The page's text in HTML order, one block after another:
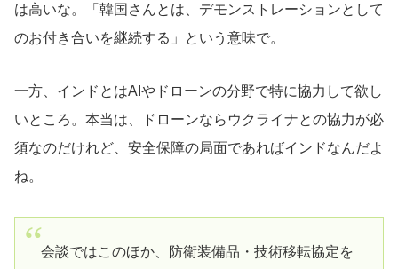
は高いな。「韓国さんとは、デモンストレーションとして
のお付き合いを継続する」という意味で。
一方、インドとはAIやドローンの分野で特に協力して欲し
いところ。本当は、ドローンならウクライナとの協力が必
須なのだけれど、安全保障の局面であればインドなんだよ
ね。
会談ではこのほか、防衛装備品・技術移転協定を